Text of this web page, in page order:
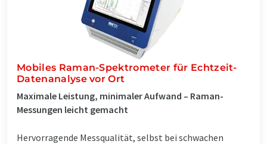
Mobiles Raman-Spektrometer für Echtzeit-
Datenanalyse vor Ort
Maximale Leistung, minimaler Aufwand – Raman-
Messungen leicht gemacht
Hervorragende Messqualität, selbst bei schwachen